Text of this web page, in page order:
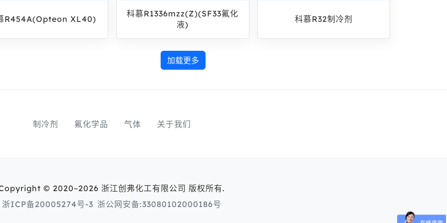
R454A(Opteon XL40)
科慕R1336mzz(Z)(SF33氟化
液)
科慕R32制冷剂
加载更多
制冷剂 氟化学品 气体 关于我们
© 2020~2026 浙江创弗化工有限公司 版权所有.
浙ICP备20005274号-3 浙公网安备:33080102000186号